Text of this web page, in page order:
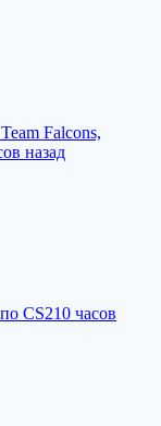
Falcons,
назад
CS210 часов